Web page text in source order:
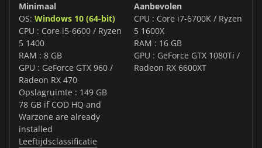
Minimaal
OS: Windows 10 (64-bit)
CPU : Core i5-6600 / Ryzen
5 1400
RAM : 8 GB
GPU : GeForce GTX 960 /
Radeon RX 470
Opslagruimte : 149 GB
78 GB if COD HQ and
Warzone are already
installed
Aanbevolen
CPU : Core i7-6700K / Ryzen
5 1600X
RAM : 16 GB
GPU : GeForce GTX 1080Ti /
Radeon RX 6600XT
Leeftijdsclassificatie